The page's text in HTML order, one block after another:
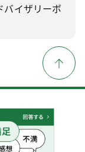
バイザリーボ